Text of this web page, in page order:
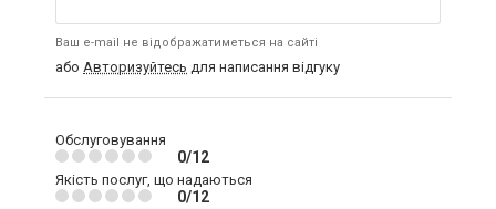
Ваш e-mail не відображатиметься на сайті
або Авторизуйтесь для написання відгуку
Обслуговування
0/12
Якість послуг, що надаються
0/12